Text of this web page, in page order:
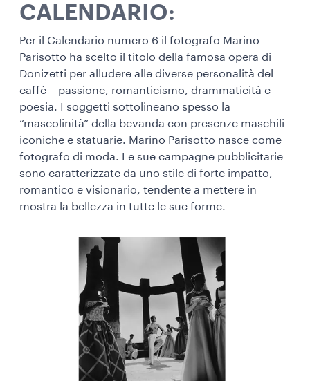
CALENDARIO:
Per il Calendario numero 6 il fotografo Marino
Parisotto ha scelto il titolo della famosa opera di
Donizetti per alludere alle diverse personalità del
caffè – passione, romanticismo, drammaticità e
poesia. I soggetti sottolineano spesso la
“mascolinità” della bevanda con presenze maschili
iconiche e statuarie. Marino Parisotto nasce come
fotografo di moda. Le sue campagne pubblicitarie
sono caratterizzate da uno stile di forte impatto,
romantico e visionario, tendente a mettere in
mostra la bellezza in tutte le sue forme.